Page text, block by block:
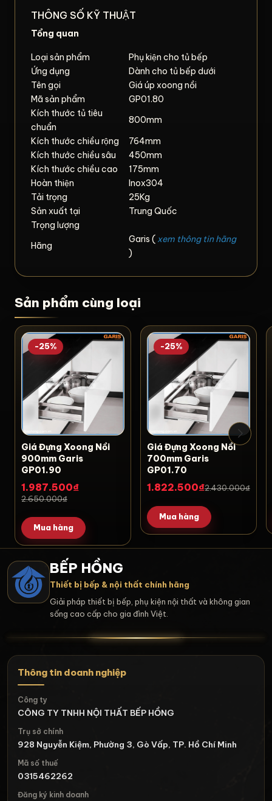
THÔNG SỐ KỸ THUẬT
Tổng quan
Loại sản phẩm
Phụ kiện cho tủ bếp
Ứng dụng
Dành cho tủ bếp dưới
Tên gọi
Giá úp xoong nồi
Mã sản phẩm
GP01.80
Kích thước tủ tiêu
chuẩn
800mm
Kích thước chiều rộng
764mm
Kích thước chiều sâu
450mm
Kích thước chiều cao
175mm
Hoàn thiện
Inox304
Tải trọng
25Kg
Sản xuất tại
Trung Quốc
Trọng lượng
Hãng
Garis ( xem thông tin hãng
)
Sản phẩm cùng loại
-25%
Giá Đựng Xoong Nồi
900mm Garis
GP01.90
1.987.500₫
2.650.000₫
Mua hàng
-25%
Giá Đựng Xoong Nồi
700mm Garis
GP01.70
1.822.500₫2.430.000₫
Mua hàng
BẾP HỒNG
Thiết bị bếp & nội thất chính hãng
Giải pháp thiết bị bếp, phụ kiện nội thất và không gian
sống cao cấp cho gia đình Việt.
Thông tin doanh nghiệp
Công ty
CÔNG TY TNHH NỘI THẤT BẾP HỒNG
Trụ sở chính
928 Nguyễn Kiệm, Phường 3, Gò Vấp, TP. Hồ Chí Minh
Mã số thuế
0315462262
Đăng ký kinh doanh